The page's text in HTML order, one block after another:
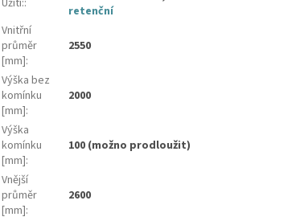
Užití::
retenční
Vnitřní
průměr
[mm]:
2550
Výška bez
komínku
[mm]:
2000
Výška
komínku
[mm]:
100 (možno prodloužit)
Vnější
průměr
[mm]:
2600